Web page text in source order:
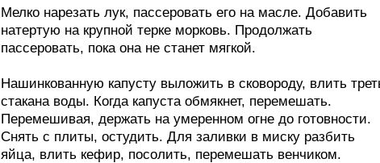
Мелко нарезать лук, пассеровать его на масле. Добавить
натертую на крупной терке морковь. Продолжать
пассеровать, пока она не станет мягкой.
Нашинкованную капусту выложить в сковороду, влить
стакана воды. Когда капуста обмякнет, перемешать.
Перемешивая, держать на умеренном огне до готовности.
Снять с плиты, остудить. Для заливки в миску разбить
яйца, влить кефир, посолить, перемешать венчиком.